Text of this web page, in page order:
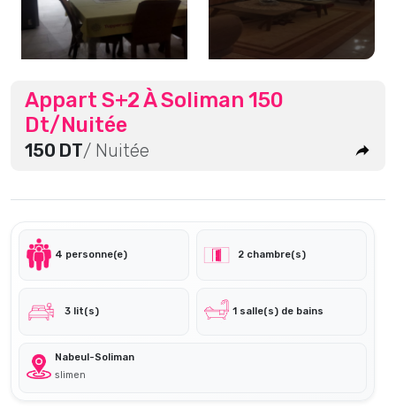
Appart S+2 À Soliman 150
Dt/Nuitée
150 DT/ Nuitée
4 personne(e) 2 chambre(s)
3 lit(s) 1 salle(s) de bains
Nabeul-Soliman
slimen